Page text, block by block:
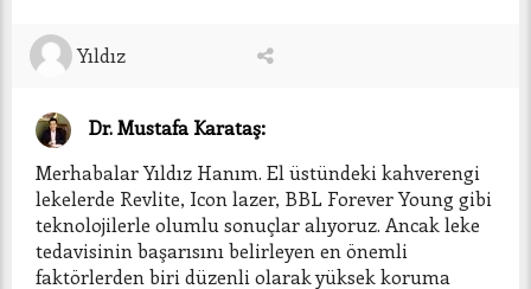
Yıldız
Dr. Mustafa Karataş:
Merhabalar Yıldız Hanım. El üstündeki kahverengi
lekelerde Revlite, Icon lazer, BBL Forever Young gibi
teknolojilerle olumlu sonuçlar alıyoruz. Ancak leke
tedavisinin başarısını belirleyen en önemli
faktörlerden biri düzenli olarak yüksek koruma